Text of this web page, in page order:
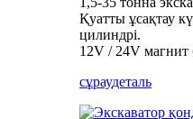
Қуатты ұсақтау
цилиндрі.
12V / 24V магнит
сұраудеталь